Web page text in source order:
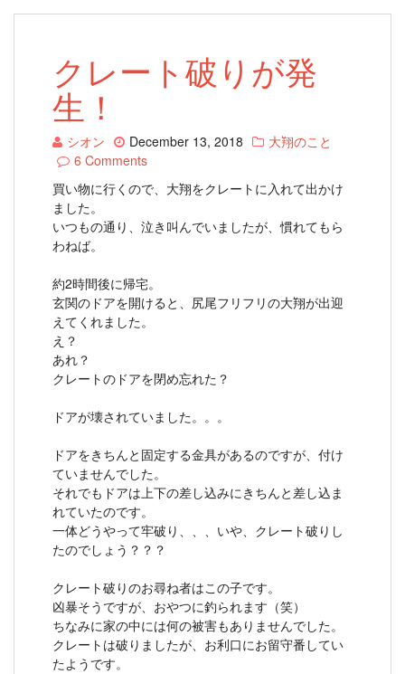
クレート破りが発
生！
シオン December 13, 2018
大翔のこと
6 Comments
買い物に行くので、大翔をクレートに入れて出かけ
ました。
いつもの通り、泣き叫んでいましたが、慣れてもら
わねば。
約2時間後に帰宅。
玄関のドアを開けると、尻尾フリフリの大翔が出迎
えてくれました。
え？
あれ？
クレートのドアを閉め忘れた？
ドアが壊されていました。。。
ドアをきちんと固定する金具があるのですが、付け
ていませんでした。
それでもドアは上下の差し込みにきちんと差し込ま
れていたのです。
一体どうやって牢破り、、、いや、クレート破りし
たのでしょう？？？
クレート破りのお尋ね者はこの子です。
凶暴そうですが、おやつに釣られます（笑）
ちなみに家の中には何の被害もありませんでした。
クレートは破りましたが、お利口にお留守番してい
たようです。